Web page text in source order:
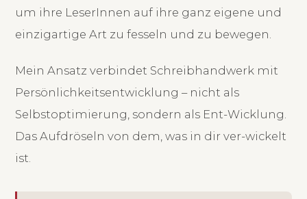
um ihre LeserInnen auf ihre ganz eigene und
einzigartige Art zu fesseln und zu bewegen.
Mein Ansatz verbindet Schreibhandwerk mit
Persönlichkeitsentwicklung – nicht als
Selbstoptimierung, sondern als Ent-Wicklung.
Das Aufdröseln von dem, was in dir ver-wickelt
ist.